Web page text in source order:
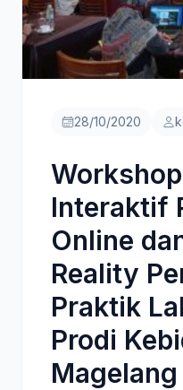
28/10/2020
Interaktif
Online
Reality
Praktik
Prodi
Magelang